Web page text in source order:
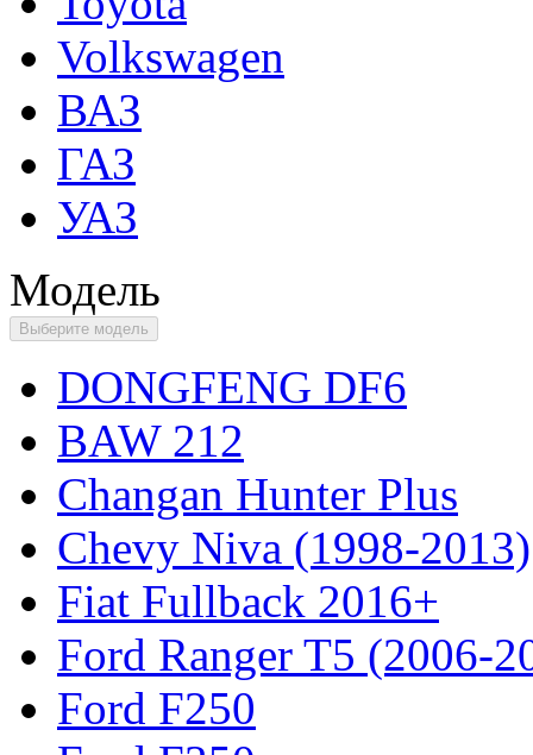
Volkswagen
ВАЗ
ГАЗ
УАЗ
Модель
Выберите модель
DONGFENG DF6
BAW 212
Changan Hunter Plus
Chevy Niva (1998-2013)
Fiat Fullback 2016+
Ford Ranger T5 (2006-
Ford F250